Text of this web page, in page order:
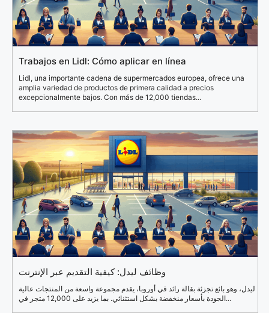
Trabajos en Lidl: Cómo aplicar en línea
Lidl, una importante cadena de supermercados europea, ofrece una
amplia variedad de productos de primera calidad a precios
excepcionalmente bajos. Con más de 12,000 tiendas...
وظائف ليدل: كيفية التقديم عبر الإنترنت
ليدل، وهو بائع تجزئة بقالة رائد في أوروبا، يقدم مجموعة واسعة من المنتجات عالية
الجودة بأسعار منخفضة بشكل استثنائي. بما يزيد على 12,000 متجر في...